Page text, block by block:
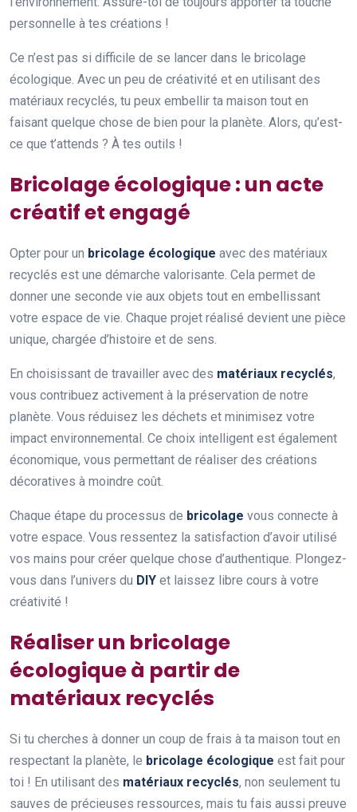
personnelle à tes créations !
Ce n’est pas si difficile de se lancer dans le bricolage
écologique. Avec un peu de créativité et en utilisant des
matériaux recyclés, tu peux embellir ta maison tout en
faisant quelque chose de bien pour la planète. Alors, qu’est-
ce que t’attends ? À tes outils !
Bricolage écologique : un acte
créatif et engagé
Opter pour un bricolage écologique avec des matériaux
recyclés est une démarche valorisante. Cela permet de
donner une seconde vie aux objets tout en embellissant
votre espace de vie. Chaque projet réalisé devient une pièce
unique, chargée d’histoire et de sens.
En choisissant de travailler avec des matériaux recyclés,
vous contribuez activement à la préservation de notre
planète. Vous réduisez les déchets et minimisez votre
impact environnemental. Ce choix intelligent est également
économique, vous permettant de réaliser des créations
décoratives à moindre coût.
Chaque étape du processus de bricolage vous connecte à
votre espace. Vous ressentez la satisfaction d’avoir utilisé
vos mains pour créer quelque chose d’authentique. Plongez-
vous dans l’univers du DIY et laissez libre cours à votre
créativité !
Réaliser un bricolage
écologique à partir de
matériaux recyclés
Si tu cherches à donner un coup de frais à ta maison tout en
respectant la planète, le bricolage écologique est fait pour
toi ! En utilisant des matériaux recyclés, non seulement tu
sauves de précieuses ressources, mais tu fais aussi preuve